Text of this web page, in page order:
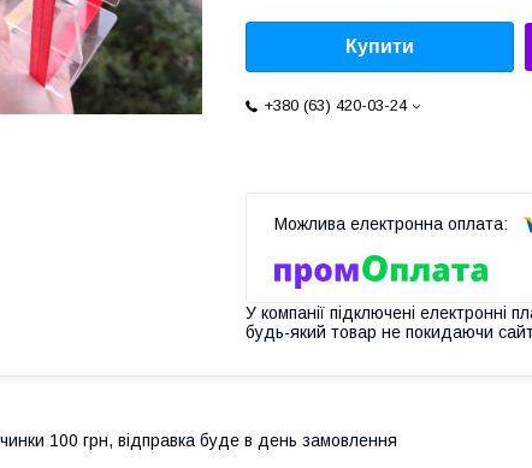
Купити
+380 (63) 420-03-24
У компанії підключені електронні
будь-який товар не покидаючи
100 грн, відправка буде в день замовлення